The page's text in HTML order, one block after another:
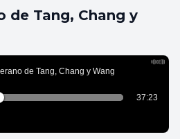
de Tang, Chang y